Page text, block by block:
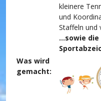
Was wird
gemacht:
kleinere
und
Staffeln und
…sowie die